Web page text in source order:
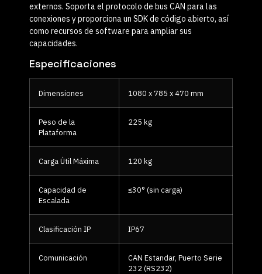
externos. Soporta el protocolo de bus CAN para las
conexiones y proporciona un SDK de código abierto, así
como recursos de software para ampliar sus
capacidades.
Especificaciones
Dimensiones 1080 x 785 x 470 mm
Peso de la
Plataforma
225 kg
Carga Útil Máxima 120 kg
Capacidad de
Escalada
≤30° (sin carga)
Clasificación IP IP67
Comunicación
CAN Estandar, Puerto Serie
232 (RS232)